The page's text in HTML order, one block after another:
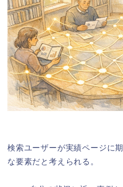
検索ユーザーが実績ページに
な要素だと考えられる。